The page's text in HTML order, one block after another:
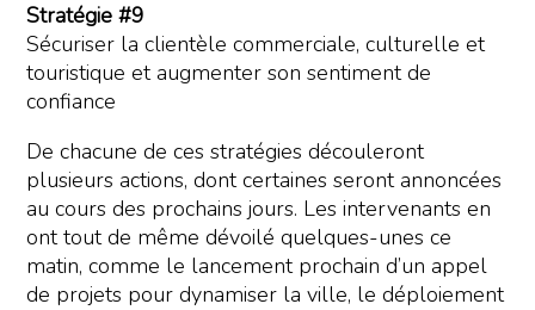
Stratégie #9
Sécuriser la clientèle commerciale, culturelle et
touristique et augmenter son sentiment de
confiance
De chacune de ces stratégies découleront
plusieurs actions, dont certaines seront annoncées
au cours des prochains jours. Les intervenants en
ont tout de même dévoilé quelques-unes ce
matin, comme le lancement prochain d’un appel
de projets pour dynamiser la ville, le déploiement